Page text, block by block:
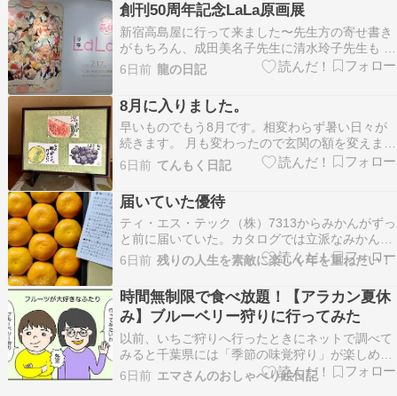
酢と言えば米から作られる米酢が一般的ですが最
近では玄米が…
創刊50周年記念LaLa原画展
新宿高島屋に行って来ました〜先生方の寄せ書き
がもちろん、成田美名子先生に清水玲子先生も 写
真撮影がダメな展示のところに、安孫子三和先生
のみかん絵日記、なかじ有紀先生の作品も、懐か
しい☄️目的は、緑川ゆき先生の夏目友人帳生原稿
ネームが✨忘れられない ときめきシーン忘れた
な………こ…
6日前 龍の日記
8月に入りました。
早いものでもう8月です。相変わらず暑い日々が
続きます。 月も変わったので玄関の額を変えま
す。 夏の果物バージョンへ、左から夏みかん、ス
イカ、ぶどう ですね。 メダカのう方は昨日捕獲
メダカを入れた際に泥水も入ったので、新鮮な水
を採取、 まずは子供メダカの方ですが、 よく見
ると、水草…
6日前 てんもく日記
届いていた優待
ティ・エス・テック（株）7313からみかんがずっ
と前に届いていた。カタログでは立派なみかんだ
ったけど現物はちょっと残念。数も一個少ない
し。笑他の人のブログでは、梨が立派だとのこ
と。来年は別のにします。後もう一つ何か申し込
んでいると思い確認したらお米だった。まだ、届
いていない。（株…
6日前 残りの人生を素敵に楽しく年を重ねたい！
時間無制限で食べ放題！【アラカン夏休
み】ブルーベリー狩りに行ってみた
以前、いちご狩りへ行ったときにネットで調べて
みると千葉県には「季節の味覚狩り」が楽しめる
スポットがたくさんあることを知ったいちじく、
みかん、柿、梨、ぶどう落花生、栗、さつまい
6日前 エマさんのおしゃべり絵日記